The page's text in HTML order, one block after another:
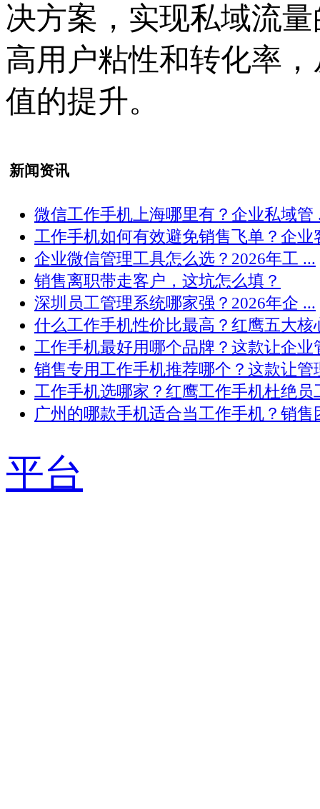
决方案，实现私域流
高用户粘性和转化率
值的提升。
新闻资讯
微信工作手机上海哪里有？企业私域管
工作手机如何有效避免销售飞单？企业
企业微信管理工具怎么选？2026年工 ...
销售离职带走客户，这坑怎么填？
深圳员工管理系统哪家强？2026年企 ...
什么工作手机性价比最高？红鹰五大核
工作手机最好用哪个品牌？这款让企业
销售专用工作手机推荐哪个？这款让管
工作手机选哪家？红鹰工作手机杜绝员
广州的哪款手机适合当工作手机？销售
平台